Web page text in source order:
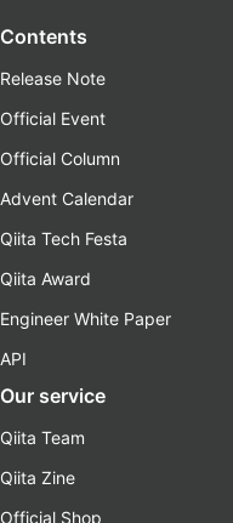
Contents
Release Note
Official Event
Official Column
Advent Calendar
Qiita Tech Festa
Qiita Award
Engineer White Paper
API
Our service
Qiita Team
Qiita Zine
Official Shop